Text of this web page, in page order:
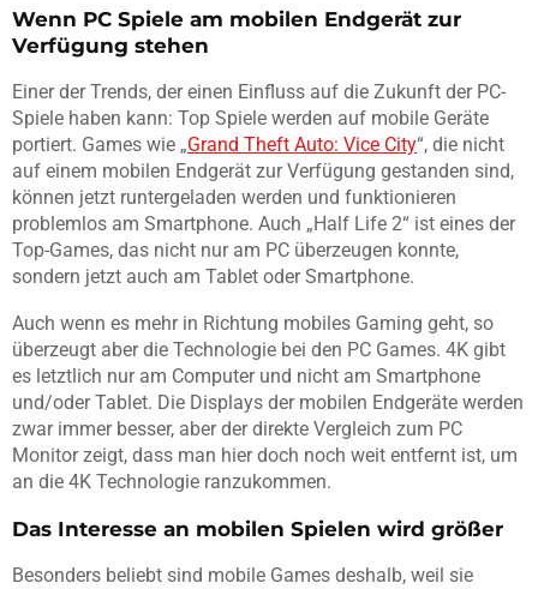
Wenn PC Spiele am mobilen Endgerät zur
Verfügung stehen
Einer der Trends, der einen Einfluss auf die Zukunft der PC-
Spiele haben kann: Top Spiele werden auf mobile Geräte
portiert. Games wie „Grand Theft Auto: Vice City“, die nicht
auf einem mobilen Endgerät zur Verfügung gestanden sind,
können jetzt runtergeladen werden und funktionieren
problemlos am Smartphone. Auch „Half Life 2“ ist eines der
Top-Games, das nicht nur am PC überzeugen konnte,
sondern jetzt auch am Tablet oder Smartphone.
Auch wenn es mehr in Richtung mobiles Gaming geht, so
überzeugt aber die Technologie bei den PC Games. 4K gibt
es letztlich nur am Computer und nicht am Smartphone
und/oder Tablet. Die Displays der mobilen Endgeräte werden
zwar immer besser, aber der direkte Vergleich zum PC
Monitor zeigt, dass man hier doch noch weit entfernt ist, um
an die 4K Technologie ranzukommen.
Das Interesse an mobilen Spielen wird größer
Besonders beliebt sind mobile Games deshalb, weil sie